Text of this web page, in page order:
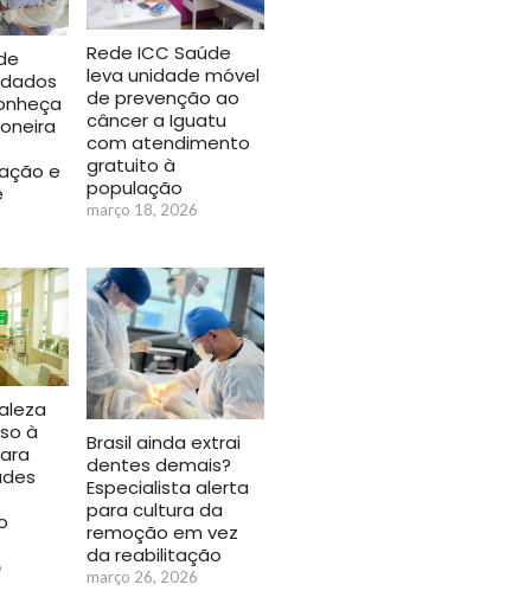
e
Rede ICC Saúde
leva unidade móvel
de prevenção ao
câncer a Iguatu
com atendimento
gratuito à
população
março 18, 2026
à
Brasil ainda extrai
dentes demais?
Especialista alerta
para cultura da
remoção em vez
da reabilitação
março 26, 2026